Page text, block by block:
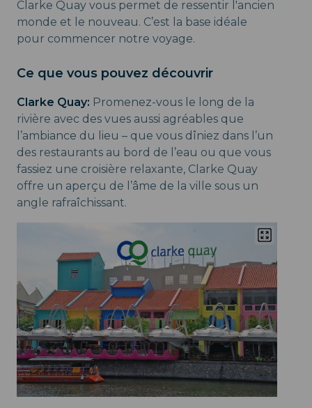
Clarke Quay vous permet de ressentir l'ancien
monde et le nouveau. C’est la base idéale
pour commencer notre voyage.
Ce que vous pouvez découvrir
Clarke Quay: Promenez-vous le long de la
rivière avec des vues aussi agréables que
l’ambiance du lieu – que vous dîniez dans l’un
des restaurants au bord de l’eau ou que vous
fassiez une croisière relaxante, Clarke Quay
offre un aperçu de l’âme de la ville sous un
angle rafraîchissant.